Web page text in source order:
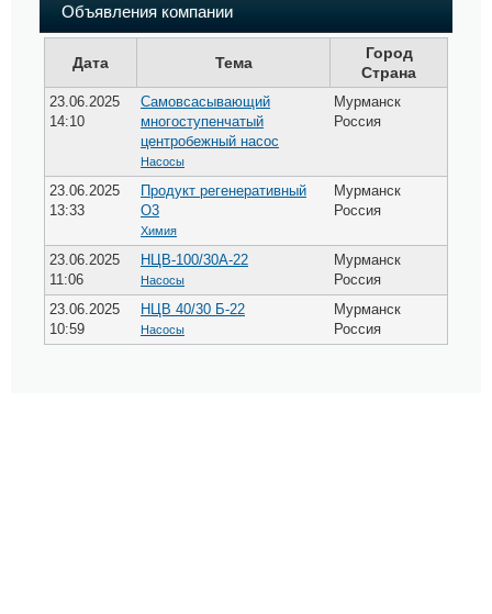
Объявления компании
Дата Тема
Город
Страна
23.06.2025
14:10
Самовсасывающий
многоступенчатый
центробежный насос
Насосы
Мурманск
Россия
23.06.2025
13:33
Продукт регенеративный
О3
Химия
Мурманск
Россия
23.06.2025
11:06
НЦВ-100/30А-22
Насосы
Мурманск
Россия
23.06.2025
10:59
НЦВ 40/30 Б-22
Насосы
Мурманск
Россия